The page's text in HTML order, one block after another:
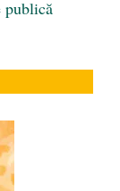
publică